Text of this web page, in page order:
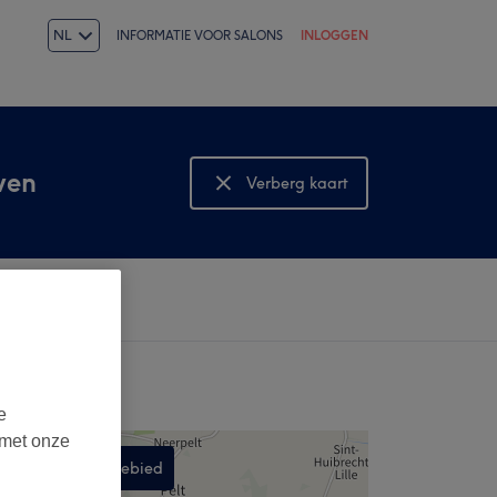
NL INFORMATIE VOOR SALONS INLOGGEN
Verberg kaart
Bekijk kaart
Zoek in dit gebied
onze